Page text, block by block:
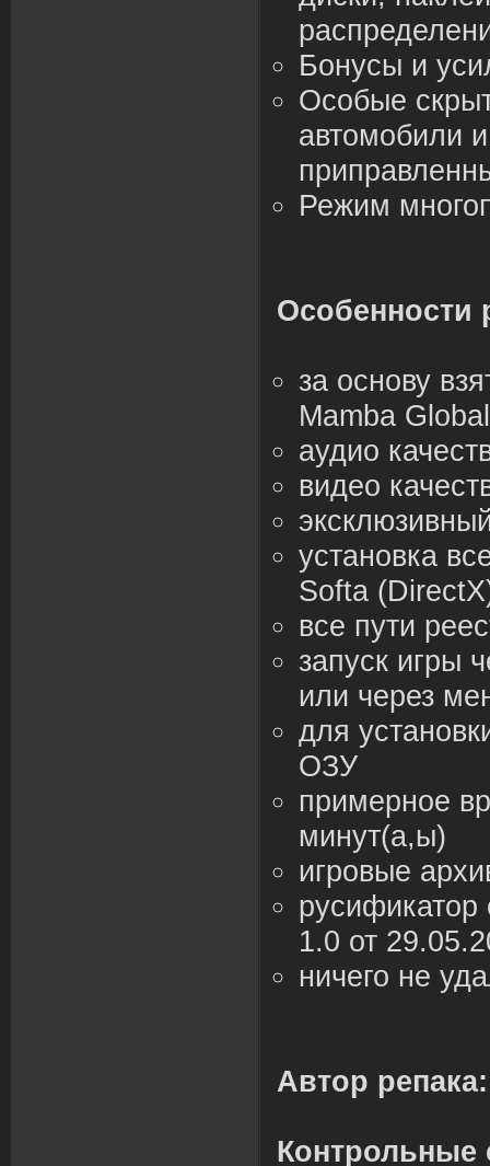
Бонусы и
Особые
автомобили
Режим
Особенности
за основу
Mamba Global
аудио
видео
установка
Softa
все пути
запуск игры
или через
для
ОЗУ
примерное
минут(а,ы)
игровые
русификатор
1.0 от
ничего не
Автор репака: